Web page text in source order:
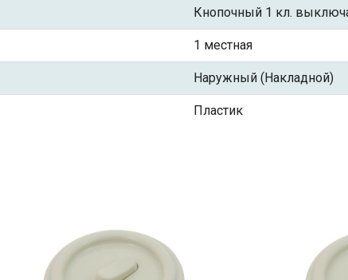
Кнопочный 1 кл.
1 местная
Наружный (Накладной)
Пластик